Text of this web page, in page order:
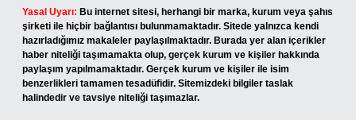
Yasal Uyarı: Bu internet sitesi, herhangi bir marka, kurum veya şahıs
şirketi ile hiçbir bağlantısı bulunmamaktadır. Sitede yalnızca kendi
hazırladığımız makaleler paylaşılmaktadır. Burada yer alan içerikler
haber niteliği taşımamakta olup, gerçek kurum ve kişiler hakkında
paylaşım yapılmamaktadır. Gerçek kurum ve kişiler ile isim
benzerlikleri tamamen tesadüfidir. Sitemizdeki bilgiler taslak
halindedir ve tavsiye niteliği taşımazlar.